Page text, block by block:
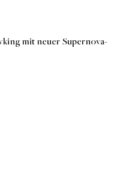
mit neuer Supernova-